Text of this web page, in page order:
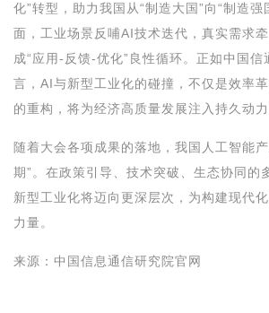
化”转型，助力我国从“制造大国”向“制造强
面，工业场景反哺AI技术迭代，真实需求
成“应用-反馈-优化”良性循环。正如中国信
言，AI与新型工业化的碰撞，不仅是效率
的重构，将为经济高质量发展注入持久动力
随着大会各项成果的落地，我国人工智能
期”。在政策引导、技术突破、生态协同的
新型工业化将迈向更深层次，为构建现代
力量。
来源：中国信息通信研究院官网